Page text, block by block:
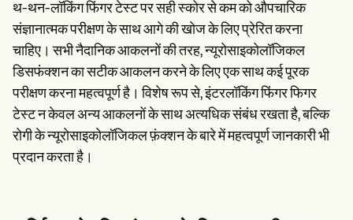
थ-थन-लॉकिंग फिंगर टेस्ट पर सही स्कोर से कम को औपचारिक
संज्ञानात्मक परीक्षण के साथ आगे की खोज के लिए प्रेरित करना
चाहिए। सभी नैदानिक आकलनों की तरह, न्यूरोसाइकोलॉजिकल
डिसफंक्शन का सटीक आकलन करने के लिए एक साथ कई पूरक
परीक्षण करना महत्वपूर्ण है। विशेष रूप से, इंटरलॉकिंग फिंगर फिगर
टेस्ट न केवल अन्य आकलनों के साथ अत्यधिक संबंध रखता है, बल्कि
रोगी के न्यूरोसाइकोलॉजिकल फ़ंक्शन के बारे में महत्वपूर्ण जानकारी भी
प्रदान करता है।